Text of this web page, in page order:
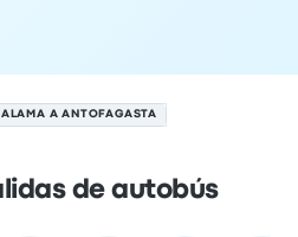
A ANTOFAGASTA
de autobús